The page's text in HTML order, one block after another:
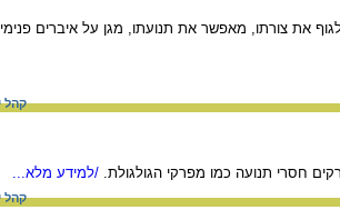
את צורתו, מאפשר את תנועתו, מגן על איברים
קהל
חסרי תנועה כמו מפרקי הגולגולת. /למידע מלא...
קהל